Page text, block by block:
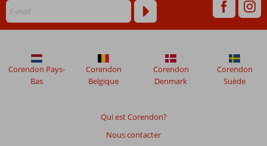
Qui est Corendon?
Nous contacter
Corendon Pays-
Bas
Corendon
Belgique
Corendon
Denmark
Corendon
Suède